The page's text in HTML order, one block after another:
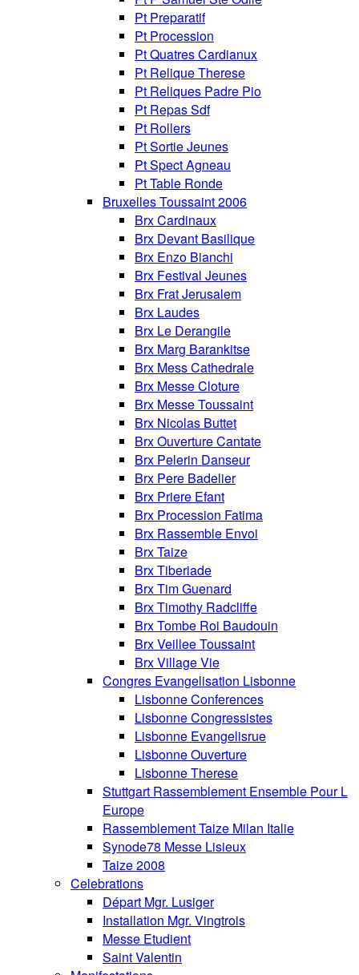
Pt Preparatif
Pt Procession
Pt Quatres Cardianux
Pt Relique Therese
Pt Reliques Padre Pio
Pt Repas Sdf
Pt Rollers
Pt Sortie Jeunes
Pt Spect Agneau
Pt Table Ronde
Bruxelles Toussaint 2006
Brx Cardinaux
Brx Devant Basilique
Brx Enzo Bianchi
Brx Festival Jeunes
Brx Frat Jerusalem
Brx Laudes
Brx Le Derangile
Brx Marg Barankitse
Brx Mess Cathedrale
Brx Messe Cloture
Brx Messe Toussaint
Brx Nicolas Buttet
Brx Ouverture Cantate
Brx Pelerin Danseur
Brx Pere Badelier
Brx Priere Efant
Brx Procession Fatima
Brx Rassemble Envoi
Brx Taize
Brx Tiberiade
Brx Tim Guenard
Brx Timothy Radcliffe
Brx Tombe Roi Baudouin
Brx Veillee Toussaint
Brx Village Vie
Congres Evangelisation Lisbonne
Lisbonne Conferences
Lisbonne Congressistes
Lisbonne Evangelisrue
Lisbonne Ouverture
Lisbonne Therese
Stuttgart Rassemblement Ensemble Pour L
Europe
Rassemblement Taize Milan Italie
Synode78 Messe Lisieux
Taize 2008
Celebrations
Départ Mgr. Lusiger
Installation Mgr. Vingtrois
Messe Etudient
Saint Valentin